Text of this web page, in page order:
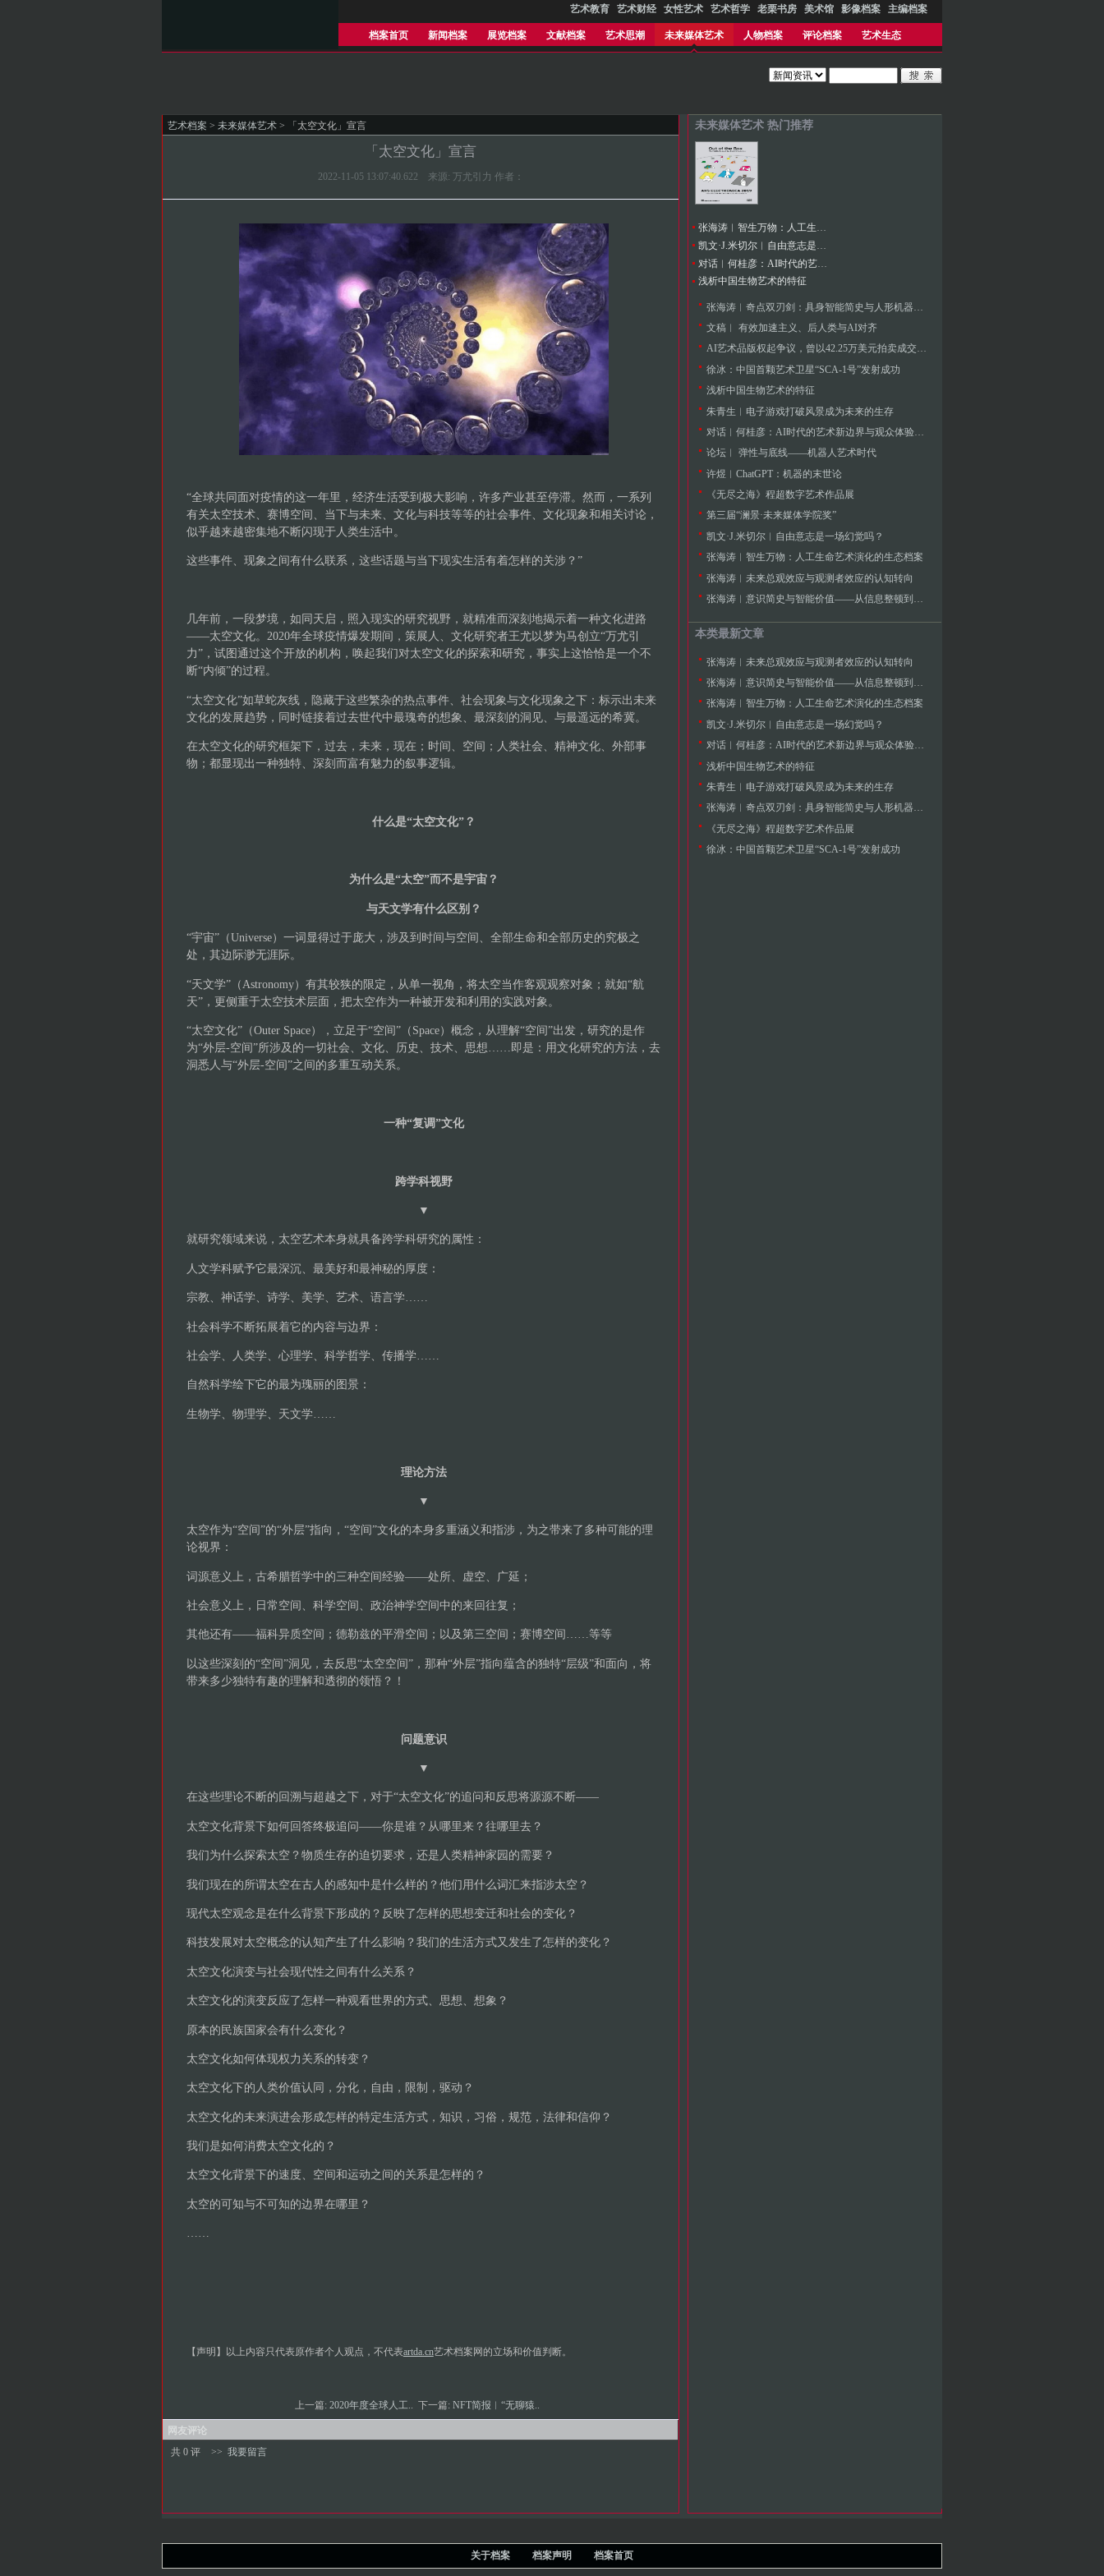
艺术教育 艺术财经 女性艺术 艺术哲学 老栗书房 美术馆 影像档案 主编档案
档案首页 新闻档案 展览档案 文献档案 艺术思潮 未来媒体艺术 人物档案 评论档案 艺术生态
艺术档案 > 未来媒体艺术 > 「太空文化」宣言
「太空文化」宣言
2022-11-05 13:07:40.622 来源: 万尤引力 作者：
“全球共同面对疫情的这一年里，经济生活受到极大影响，许多产业甚至停滞。然而，一系列
有关太空技术、赛博空间、当下与未来、文化与科技等等的社会事件、文化现象和相关讨论，
似乎越来越密集地不断闪现于人类生活中。
这些事件、现象之间有什么联系，这些话题与当下现实生活有着怎样的关涉？”
几年前，一段梦境，如同天启，照入现实的研究视野，就精准而深刻地揭示着一种文化进路
——太空文化。2020年全球疫情爆发期间，策展人、文化研究者王尤以梦为马创立“万尤引
力”，试图通过这个开放的机构，唤起我们对太空文化的探索和研究，事实上这恰恰是一个不
断“内倾”的过程。
“太空文化”如草蛇灰线，隐藏于这些繁杂的热点事件、社会现象与文化现象之下：标示出未来
文化的发展趋势，同时链接着过去世代中最瑰奇的想象、最深刻的洞见、与最遥远的希冀。
在太空文化的研究框架下，过去，未来，现在；时间、空间；人类社会、精神文化、外部事
物；都显现出一种独特、深刻而富有魅力的叙事逻辑。
什么是“太空文化”？
为什么是“太空”而不是宇宙？
与天文学有什么区别？
“宇宙”（Universe）一词显得过于庞大，涉及到时间与空间、全部生命和全部历史的究极之
处，其边际渺无涯际。
“天文学”（Astronomy）有其较狭的限定，从单一视角，将太空当作客观观察对象；就如“航
天”，更侧重于太空技术层面，把太空作为一种被开发和利用的实践对象。
“太空文化”（Outer Space），立足于“空间”（Space）概念，从理解“空间”出发，研究的是作
为“外层-空间”所涉及的一切社会、文化、历史、技术、思想……即是：用文化研究的方法，去
洞悉人与“外层-空间”之间的多重互动关系。
一种“复调”文化
跨学科视野
▼
就研究领域来说，太空艺术本身就具备跨学科研究的属性：
人文学科赋予它最深沉、最美好和最神秘的厚度：
宗教、神话学、诗学、美学、艺术、语言学……
社会科学不断拓展着它的内容与边界：
社会学、人类学、心理学、科学哲学、传播学……
自然科学绘下它的最为瑰丽的图景：
生物学、物理学、天文学……
理论方法
▼
太空作为“空间”的“外层”指向，“空间”文化的本身多重涵义和指涉，为之带来了多种可能的理
论视界：
词源意义上，古希腊哲学中的三种空间经验——处所、虚空、广延；
社会意义上，日常空间、科学空间、政治神学空间中的来回往复；
其他还有——福科异质空间；德勒兹的平滑空间；以及第三空间；赛博空间……等等
以这些深刻的“空间”洞见，去反思“太空空间”，那种“外层”指向蕴含的独特“层级”和面向，将
带来多少独特有趣的理解和透彻的领悟？！
问题意识
▼
在这些理论不断的回溯与超越之下，对于“太空文化”的追问和反思将源源不断——
太空文化背景下如何回答终极追问——你是谁？从哪里来？往哪里去？
我们为什么探索太空？物质生存的迫切要求，还是人类精神家园的需要？
我们现在的所谓太空在古人的感知中是什么样的？他们用什么词汇来指涉太空？
现代太空观念是在什么背景下形成的？反映了怎样的思想变迁和社会的变化？
科技发展对太空概念的认知产生了什么影响？我们的生活方式又发生了怎样的变化？
太空文化演变与社会现代性之间有什么关系？
太空文化的演变反应了怎样一种观看世界的方式、思想、想象？
原本的民族国家会有什么变化？
太空文化如何体现权力关系的转变？
太空文化下的人类价值认同，分化，自由，限制，驱动？
太空文化的未来演进会形成怎样的特定生活方式，知识，习俗，规范，法律和信仰？
我们是如何消费太空文化的？
太空文化背景下的速度、空间和运动之间的关系是怎样的？
太空的可知与不可知的边界在哪里？
……
【声明】以上内容只代表原作者个人观点，不代表artda.cn艺术档案网的立场和价值判断。
上一篇: 2020年度全球人工.. 下一篇: NFT简报︱“无聊猿..
网友评论
共 0 评
>> 我要留言
未来媒体艺术 热门推荐
张海涛︱智生万物：人工生命艺术演化的生态档案
浅析中国生物艺术的特征
文稿︱ 有效加速主义、后人类与AI对齐
AI艺术品版权起争议，曾以42.25万美元拍卖成交的AI绘画成泡沫？
徐冰：中国首颗艺术卫星“SCA-1号”发射成功
浅析中国生物艺术的特征
朱青生︱电子游戏打破风景成为未来的生存
对话︱何桂彦：AI时代的艺术新边界与观众体验探索
论坛︱ 弹性与底线——机器人艺术时代
许煜︱ChatGPT：机器的末世论
《无尽之海》程超数字艺术作品展
第三届“澜景·未来媒体学院奖”
凯文·J.米切尔︱自由意志是一场幻觉吗？
张海涛︱智生万物：人工生命艺术演化的生态档案
张海涛︱未来总观效应与观测者效应的认知转向
张海涛︱意识简史与智能价值——从信息整顿到宇宙频率的演化逻辑
本类最新文章
张海涛︱未来总观效应与观测者效应的认知转向
张海涛︱意识简史与智能价值——从信息整顿到宇宙频率的演化逻辑
张海涛︱智生万物：人工生命艺术演化的生态档案
凯文·J.米切尔︱自由意志是一场幻觉吗？
对话︱何桂彦：AI时代的艺术新边界与观众体验探索
浅析中国生物艺术的特征
朱青生︱电子游戏打破风景成为未来的生存
张海涛︱奇点双刃剑：具身智能简史与人形机器人元年——未来人工智能艺术新浪潮的价值判断要素
《无尽之海》程超数字艺术作品展
徐冰：中国首颗艺术卫星“SCA-1号”发射成功
关于档案 档案声明 档案首页